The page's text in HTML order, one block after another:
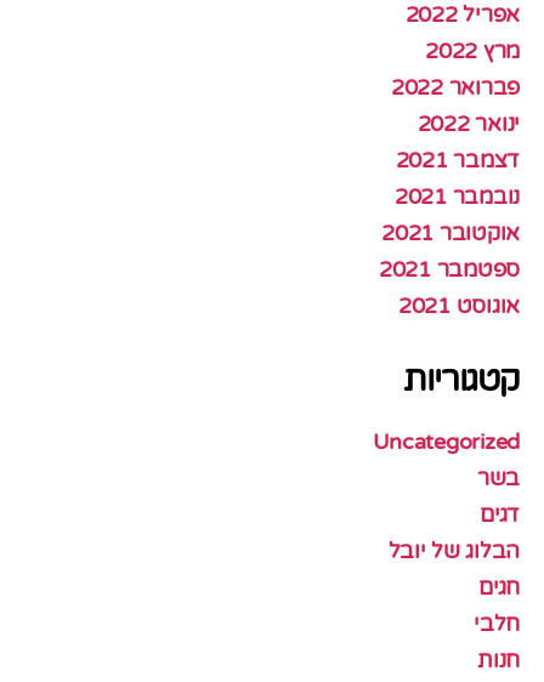
אפריל 2022
מרץ 2022
פברואר 2022
ינואר 2022
דצמבר 2021
נובמבר 2021
אוקטובר 2021
ספטמבר 2021
אוגוסט 2021
קטגוריות
Uncategorized
בשר
דגים
הבלוג של יובל
חגים
חלבי
חנות